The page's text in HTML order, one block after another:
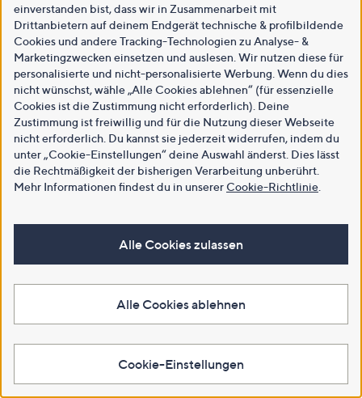
einverstanden bist, dass wir in Zusammenarbeit mit
Drittanbietern auf deinem Endgerät technische & profilbildende
Cookies und andere Tracking-Technologien zu Analyse- &
Marketingzwecken einsetzen und auslesen. Wir nutzen diese für
personalisierte und nicht-personalisierte Werbung. Wenn du dies
nicht wünschst, wähle „Alle Cookies ablehnen“ (für essenzielle
Cookies ist die Zustimmung nicht erforderlich). Deine
Zustimmung ist freiwillig und für die Nutzung dieser Webseite
nicht erforderlich. Du kannst sie jederzeit widerrufen, indem du
unter „Cookie-Einstellungen“ deine Auswahl änderst. Dies lässt
die Rechtmäßigkeit der bisherigen Verarbeitung unberührt.
Mehr Informationen findest du in unsererCookie-Richtlinie
Alle Cookies zulassen
Alle Cookies ablehnen
Cookie-Einstellungen